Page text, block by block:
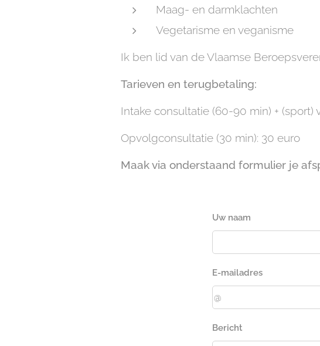
Maag- en darmklachten
Vegetarisme en veganisme
Ik ben lid van de Vlaamse
Tarieven en terugbetaling:
Intake consultatie (60-90 min) + (sport)
Opvolgconsultatie (30 min): 30 euro
Maak via onderstaand formulier je
Uw naam
E-mailadres
Bericht